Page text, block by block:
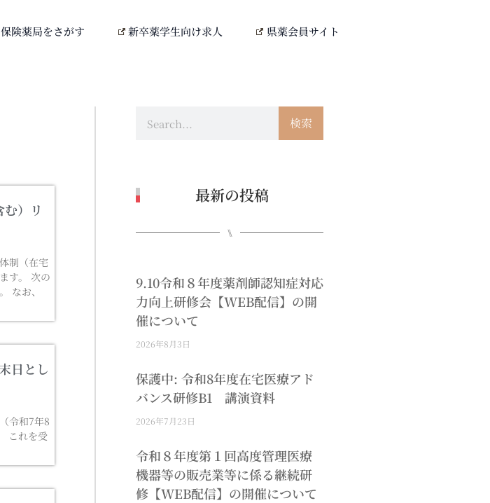
保険薬局をさがす 新卒薬学生向け求人 県薬会員サイト
）リ
制（在宅
す。 次の
なお、
日とし
令和7年8
これを受
検索
最新の投稿
⑊
9.10令和８年度薬剤師認知症対応
力向上研修会【WEB配信】の開
催について
2026年8月3日
保護中: 令和8年度在宅医療アド
バンス研修B1 講演資料
2026年7月23日
令和８年度第１回高度管理医療
機器等の販売業等に係る継続研
修【WEB配信】の開催について